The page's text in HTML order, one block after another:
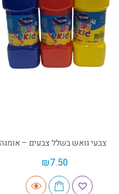
צבעי גואש בשלל צבעים – אומגה
₪7.50